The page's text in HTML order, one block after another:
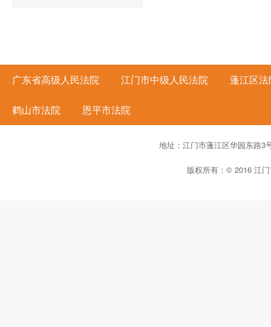
广东省高级人民法院 江门市中级人民法院 蓬江区法
鹤山市法院 恩平市法院
地址：江门市蓬江区华园东路3
版权所有：© 2016 江